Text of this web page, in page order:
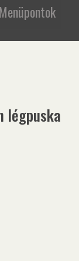
Menüpontok
légpuska